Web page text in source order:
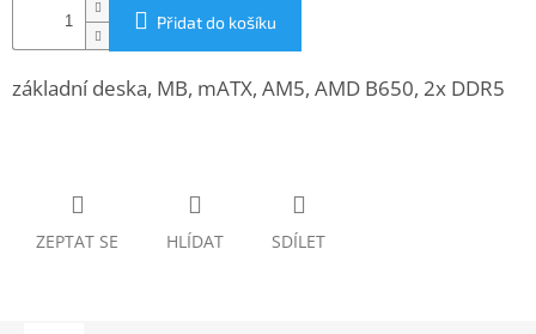
www.inpraise.cz
Přidat do košíku
základní deska, MB, mATX, AM5, AMD B650, 2x DDR5
ZEPTAT SE HLÍDAT SDÍLET